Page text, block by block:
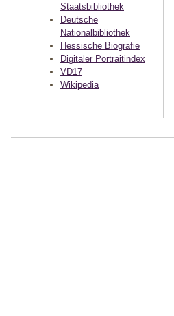
Staatsbibliothek
Deutsche
Nationalbibliothek
Hessische Biografie
Digitaler Portraitindex
VD17
Wikipedia